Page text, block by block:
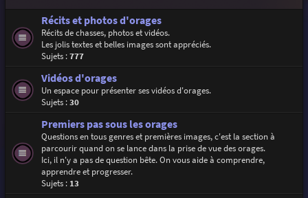
e
Récits et photos d'orages
Récits de chasses, photos et vidéos.
Les jolis textes et belles images sont appréciés.
Sujets :777
Vidéos d'orages
Un espace pour présenter ses vidéos d'orages.
Sujets :30
Premiers pas sous les orages
Questions en tous genres et premières images, c'est la section à
parcourir quand on se lance dans la prise de vue des orages.
Ici, il n'y a pas de question bête. On vous aide à comprendre,
apprendre et progresser.
Sujets : 13